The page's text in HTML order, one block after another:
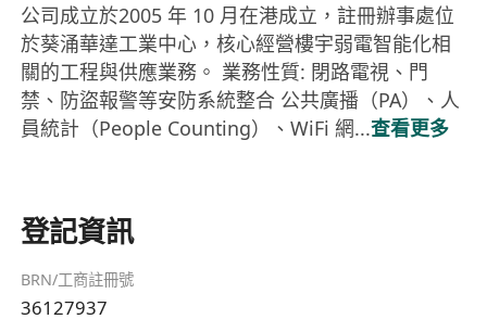
公司成立於2005 年 10 月在港成立，註冊辦事處位
於葵涌華達工業中心，核心經營樓宇弱電智能化相
關的工程與供應業務。 業務性質: 閉路電視、門
禁、防盜報警等安防系統整合 公共廣播（PA）、人
員統計（People Counting）、WiFi 網...查看更多
登記資訊
BRN/工商註冊號
36127937